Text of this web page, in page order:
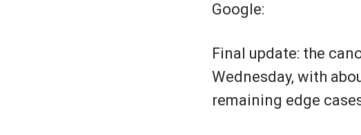
Google:
Final update: the
Wednesday, with
remaining edge